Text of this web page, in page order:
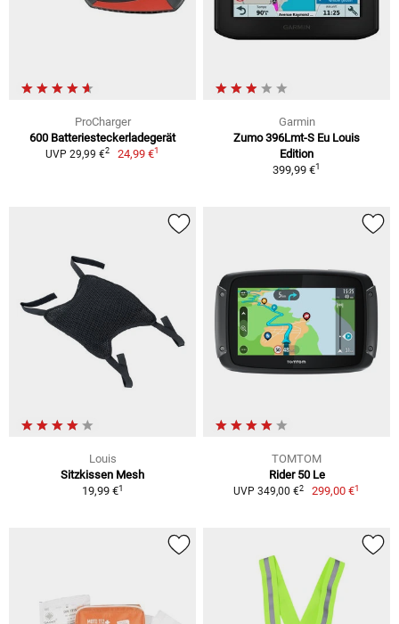
ProCharger
600 Batteriesteckerladegerät
UVP 29,99 €2 24,99 €1
Garmin
Zumo 396Lmt-S Eu Louis
Edition
399,99 €1
Louis
Sitzkissen Mesh
19,99 €1
TOMTOM
Rider 50 Le
UVP 349,00 €2 299,00 €1